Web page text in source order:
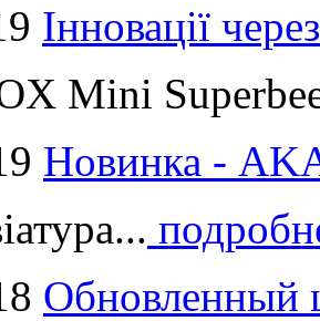
Інновації
Mini
Новинка -
Обновленный